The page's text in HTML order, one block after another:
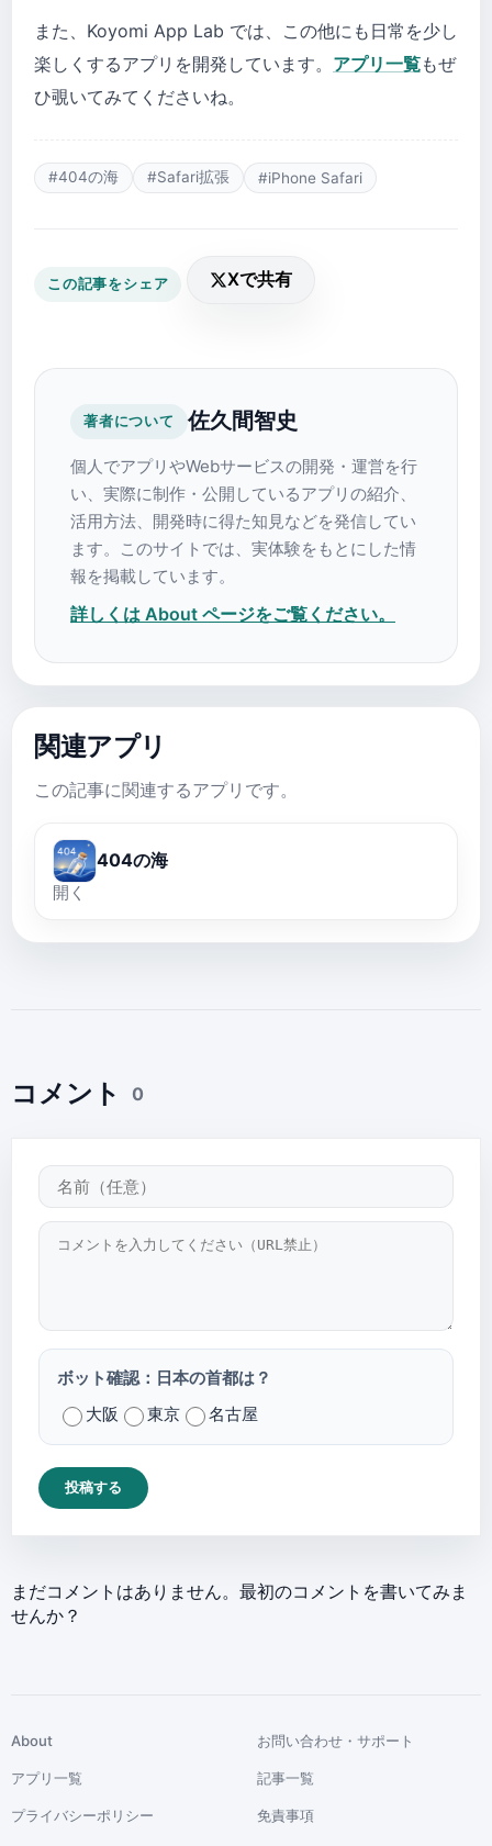
また、Koyomi App Lab では、この他にも日常を少し
楽しくするアプリを開発しています。 アプリ一覧もぜ
ひ覗いてみてくださいね。
#404の海 #Safari拡張 #iPhone Safari
この記事をシェア Xで共有
著者について 佐久間智史
個人でアプリやWebサービスの開発・運営を行
い、実際に制作・公開しているアプリの紹介、
活用方法、開発時に得た知見などを発信してい
ます。このサイトでは、実体験をもとにした情
報を掲載しています。
詳しくは About ページをご覧ください。
関連アプリ
この記事に関連するアプリです。
404の海
開く
コメント 0
ボット確認：日本の首都は？
大阪
東京 名古屋
投稿する
まだコメントはありません。最初のコメントを書いてみま
せんか？
About お問い合わせ・サポート
アプリ一覧 記事一覧
プライバシーポリシー 免責事項